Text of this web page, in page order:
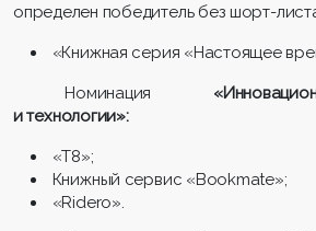
определен победитель без шорт-
«Книжная серия «Настоящее
Номинация
и технологии»:
«Т8»;
Книжный сервис «Bookmate»;
«Ridero».